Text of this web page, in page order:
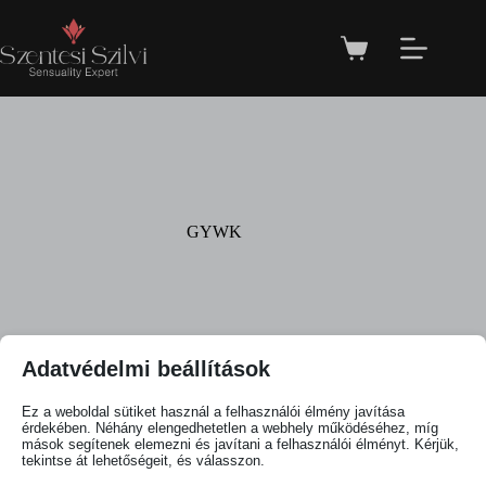
GYWK
Egy termék se felelt meg a keresésnek.
Adatvédelmi beállítások
Ez a weboldal sütiket használ a felhasználói élmény javítása
érdekében. Néhány elengedhetetlen a webhely működéséhez, míg
mások segítenek elemezni és javítani a felhasználói élményt. Kérjük,
tekintse át lehetőségeit, és válasszon.